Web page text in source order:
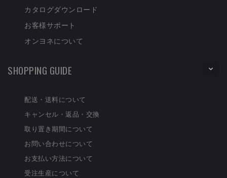
カタログダウンロード
お客様サポート
オンヨネについて
SHOPPING GUIDE
配送・送料について
キャンセル・返品・交換
取り置き期間について
お問い合わせについて
お支払い方法について
受注生産について